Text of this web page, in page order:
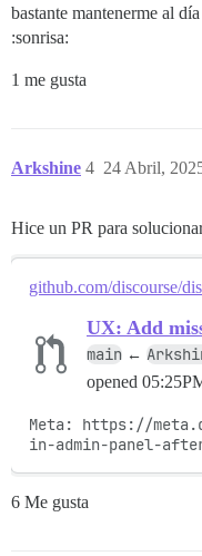
bastante mantenerme al
:sonrisa:
1 me gusta
Arkshine 24 Abril,
4
Hice un PR para
github.com/discourse/
UX: Add
main ←
opened
Meta: https://
in-admin-panel-
6 Me gusta